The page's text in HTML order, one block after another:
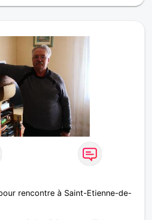
qui je pourrais faire connaissance
rencontre à Saint-Etienne-de-